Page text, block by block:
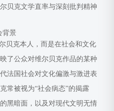
贝克文学直率与深刻批判精神
背景
贝克本人，而是在社会和文化
了公众对维尔贝克作品的某种
法国社会对文化偏激与激进表
常被视为“社会病态”的揭露
黑暗面，以及对现代文明无情